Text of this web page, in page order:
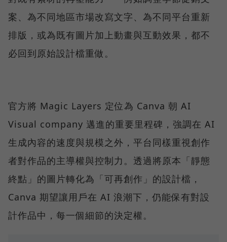
案、為不同地區市場改寫文字、為不同平台重新
排版，或為既有圖片加上動畫與互動效果，都不
必回到原始設計檔重做。
官方將 Magic Layers 定位為 Canva 朝 AI
Visual company 邁進的重要里程碑，強調在 AI
生成內容的速度與規模之外，平台同樣重視創作
者對作品的主導權與控制力。透過將原本「靜態
終點」的圖片轉化為「可再創作」的設計檔，
Canva 期望讓用戶在 AI 浪潮下，仍能保有對設
計作品中，每一個細節的決定權。